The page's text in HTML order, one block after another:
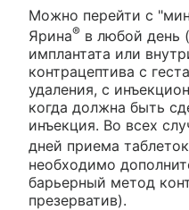
Можно перейти с
Ярина® в любой день
имплантата или
контрацептива с
удаления, с
когда должна быть
инъекция. Во всех
дней приема
необходимо
барьерный метод
презерватив).